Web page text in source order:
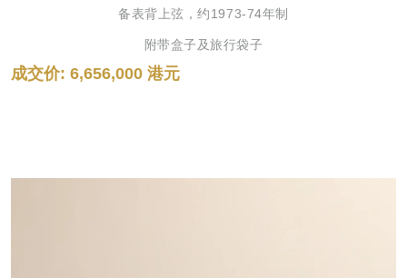
备表背上弦，约1973-74年制
附带盒子及旅行袋子
成交价: 6,656,000 港元